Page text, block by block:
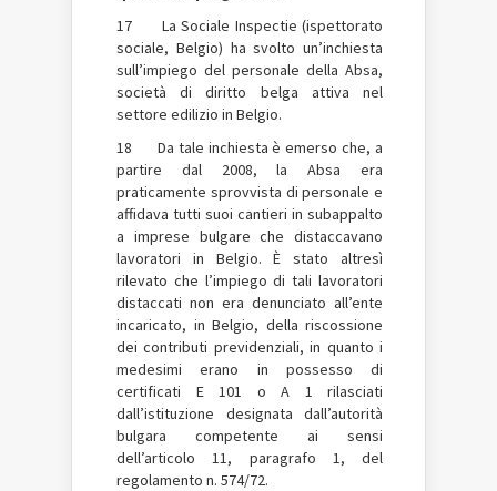
17 La Sociale Inspectie (ispettorato
sociale, Belgio) ha svolto un’inchiesta
sull’impiego del personale della Absa,
società di diritto belga attiva nel
settore edilizio in Belgio.
18 Da tale inchiesta è emerso che, a
partire dal 2008, la Absa era
praticamente sprovvista di personale e
affidava tutti suoi cantieri in subappalto
a imprese bulgare che distaccavano
lavoratori in Belgio. È stato altresì
rilevato che l’impiego di tali lavoratori
distaccati non era denunciato all’ente
incaricato, in Belgio, della riscossione
dei contributi previdenziali, in quanto i
medesimi erano in possesso di
certificati E 101 o A 1 rilasciati
dall’istituzione designata dall’autorità
bulgara competente ai sensi
dell’articolo 11, paragrafo 1, del
regolamento n. 574/72.